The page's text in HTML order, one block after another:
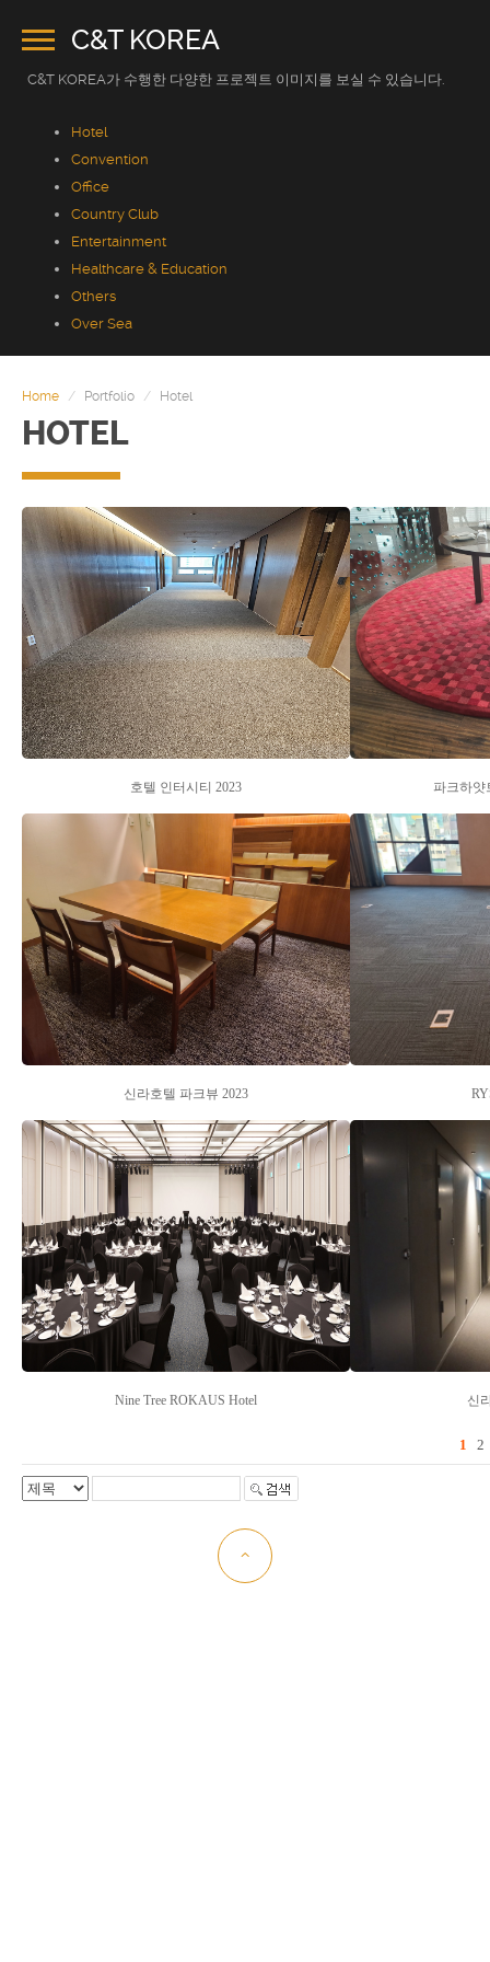
HOME
COMPANY
PORTFOLIO
RESOURCE
IN STOCK
C&T KOREA
C&T KOREA가 수행한 다양한 프로젝트 이미지를 보실 수 있습니다.
Hotel
Convention
Office
Country Club
Entertainment
Healthcare & Education
Others
Over Sea
Home Portfolio Hotel
HOTEL
호텔 인터시티 2023 파크하얏
신라호텔 파크뷰 2023
Nine Tree ROKAUS Hotel 신
1 2